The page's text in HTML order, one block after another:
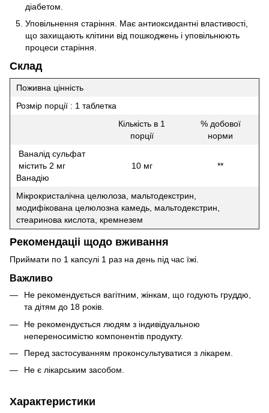
діабетом.
Уповільнення старіння. Має антиоксидантні властивості,
що захищають клітини від пошкоджень і уповільнюють
процеси старіння.
Склад
Поживна цінність
Розмір порції : 1 таблетка
Кількість в 1
порції
% добової
норми
Ваналід сульфат
містить 2 мг
Ванадію
10 мг **
Мікрокристалічна целюлоза, мальтодекстрин,
модифікована целюлозна камедь, мальтодекстрин,
стеаринова кислота, кремнезем
Рекомендаціі щодо вживання
Приймати по 1 капсулі 1 раз на день під час їжі.
Важливо
Не рекомендується вагітним, жінкам, що годують груддю,
та дітям до 18 років.
Не рекомендується людям з індивідуальною
непереносимістю компонентів продукту.
Перед застосуванням проконсультуватися з лікарем.
Не є лікарським засобом.
Характеристики